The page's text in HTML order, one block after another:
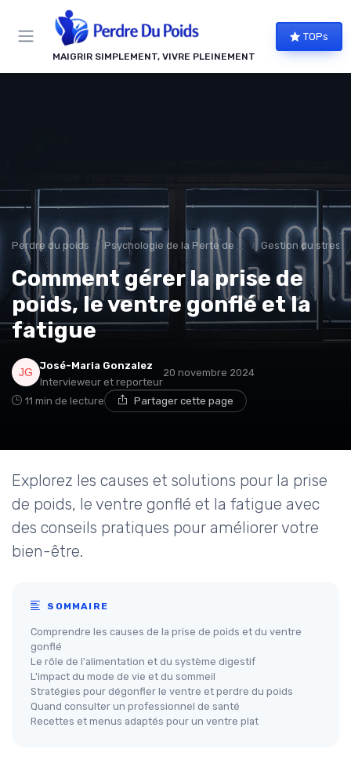
MAIGRIR SIMPLEMENT, VIVRE PLEINEMENT
TOPs
Perdre du poids Psychologie de la Perte de Poids Gestion du stress
Comment gérer la prise de
poids, le ventre gonflé et la
fatigue
José-Maria Gonzalez
Intervieweur et reporteur
20 novembre 2024
11 min de lecture Partager cette page
Explorez les causes et solutions pour la prise
de poids, le ventre gonflé et la fatigue avec
des conseils pratiques pour améliorer votre
bien-être.
SOMMAIRE
Comprendre les causes de la prise de poids et du ventre
gonflé
Le rôle de l'alimentation et du système digestif
L'impact du mode de vie et du sommeil
Stratégies pour dégonfler le ventre et perdre du poids
Quand consulter un professionnel de santé
Recettes et menus adaptés pour un ventre plat
Panneau de gestion des cookies